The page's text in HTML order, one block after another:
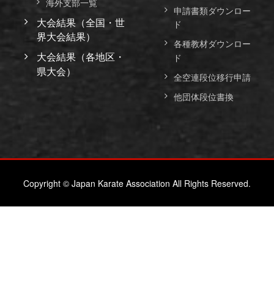
海外支部一覧
大会結果（全国・世
界大会結果）
大会結果（各地区・
県大会）
申請書類ダウンロー
ド
各種教材ダウンロー
ド
全空連段位移行申請
他団体段位書換
Copyright © Japan Karate Association All Rights Reserved.